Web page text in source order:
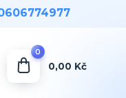
0
0,00 Kč